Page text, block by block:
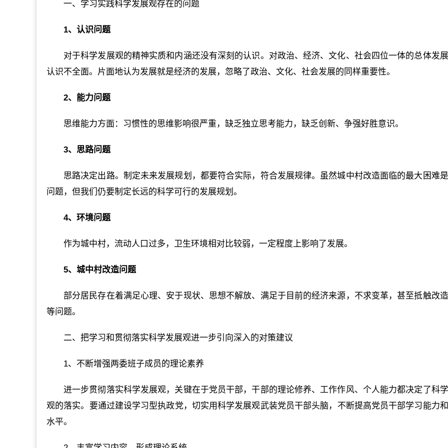
一、学习实践科学发展观存在的问题
1、认识问题
对于科学发展观的精神实质和内涵还没有深刻的认识。对政治、经济、文化、社会四位一体的总体发
认识不全面。片面地认为发展就是经济的发展，忽略了政治、文化、社会发展的同样重要性。
2、能力问题
思维能力方面：习惯性的思维影响很严重，缺乏独立思考能力，缺乏创新、争强好胜意识。
3、思路问题
思路决定出路。制定未来发展规划，都要符合实际，符合发展规律。虽然城中村改造面临的最大困难
问题，但我们仍要制定长远的科学可行的发展规划。
4、环境问题
作为城中村，流动人口过多，卫生环境相对比较弱，一定程度上影响了发展。
5、城中村改造问题
部分居民存在着满足心理、安于现状、思想不解放、满足于目前的经济来源，不求变革，甚至抵触改
等问题。
二、把学习和贯彻落实科学发展观进一步引向深入的对策建议
1、不断增强两委班子成员的理论素养
进一步贯彻落实科学发展观，关键在于党员干部，干部的理论修养、工作作风、个人能力都决定了科
观的落实。要通过建设学习型执政党，切实用科学发展观武装党员干部头脑，不断提高党员干部学习能力
水平。